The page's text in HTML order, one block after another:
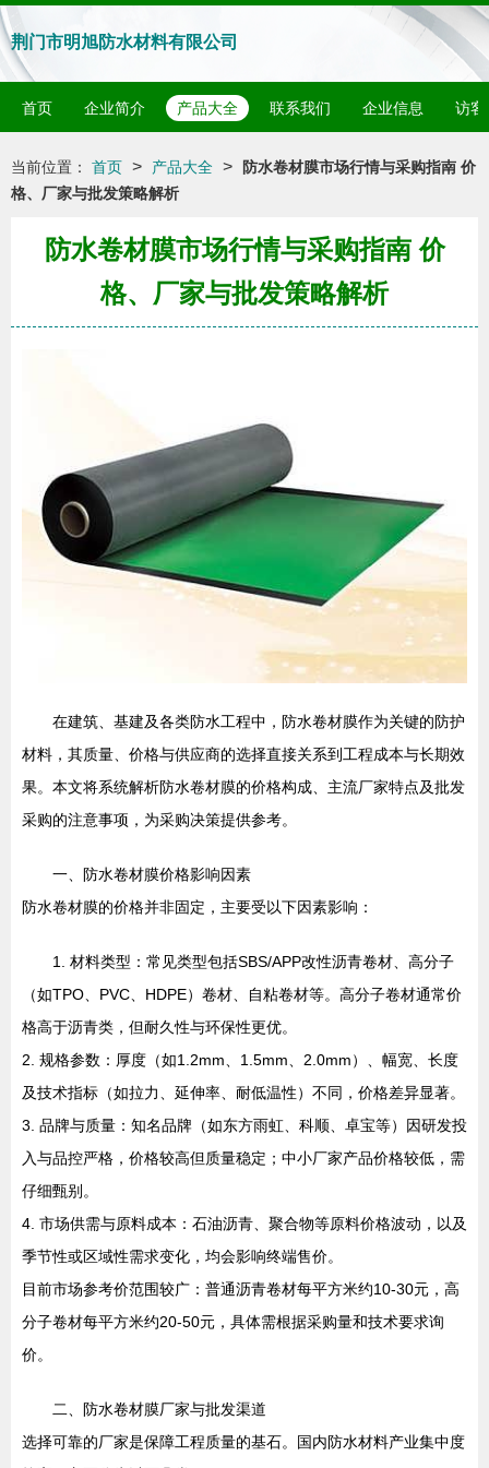
荆门市明旭防水材料有限公司
首页 企业简介 产品大全 联系我们 企业信息 访客
当前位置： 首页 > 产品大全 >
防水卷材膜市场行情与采购指南 价
格、厂家与批发策略解析
防水卷材膜市场行情与采购指南 价
格、厂家与批发策略解析
在建筑、基建及各类防水工程中，防水卷材膜作为关键的防护
材料，其质量、价格与供应商的选择直接关系到工程成本与长期效
果。本文将系统解析防水卷材膜的价格构成、主流厂家特点及批发
采购的注意事项，为采购决策提供参考。
一、防水卷材膜价格影响因素
防水卷材膜的价格并非固定，主要受以下因素影响：
1. 材料类型：常见类型包括SBS/APP改性沥青卷材、高分子
（如TPO、PVC、HDPE）卷材、自粘卷材等。高分子卷材通常价
格高于沥青类，但耐久性与环保性更优。
2. 规格参数：厚度（如1.2mm、1.5mm、2.0mm）、幅宽、长度
及技术指标（如拉力、延伸率、耐低温性）不同，价格差异显著。
3. 品牌与质量：知名品牌（如东方雨虹、科顺、卓宝等）因研发投
入与品控严格，价格较高但质量稳定；中小厂家产品价格较低，需
仔细甄别。
4. 市场供需与原料成本：石油沥青、聚合物等原料价格波动，以及
季节性或区域性需求变化，均会影响终端售价。
目前市场参考价范围较广：普通沥青卷材每平方米约10-30元，高
分子卷材每平方米约20-50元，具体需根据采购量和技术要求询
价。
二、防水卷材膜厂家与批发渠道
选择可靠的厂家是保障工程质量的基石。国内防水材料产业集中度